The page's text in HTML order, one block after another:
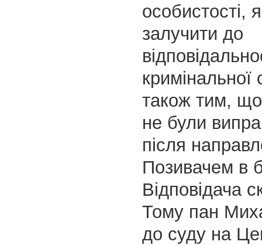
особистості,
залучити до
кримінальної
також тим,
не були
після
Позивачем в
Відповідача
Тому пан
до суду на